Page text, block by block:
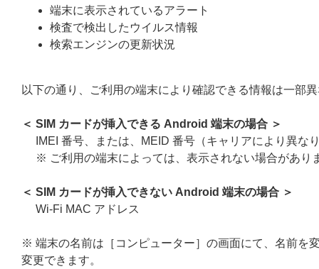
端末に表示されているアラート
検査で検出したウイルス情報
検索エンジンの更新状況
以下の通り、ご利用の端末により確認できる情報は一部
＜ SIM カードが挿入できる Android 端末の場合 ＞
IMEI 番号、または、MEID 番号（キャリアにより異な
※ ご利用の端末によっては、表示されない場合があり
＜ SIM カードが挿入できない Android 端末の場合 ＞
Wi-Fi MAC アドレス
※ 端末の名前は［コンピューター］の画面にて、名前を
変更できます。